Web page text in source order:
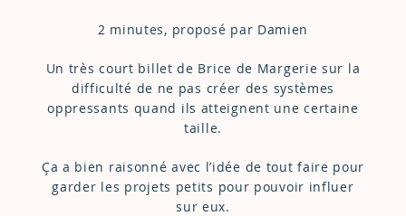
2 minutes, proposé par Damien
Un très court billet de Brice de Margerie sur la
difficulté de ne pas créer des systèmes
oppressants quand ils atteignent une certaine
taille.
Ça a bien raisonné avec l’idée de tout faire pour
garder les projets petits pour pouvoir influer
sur eux.